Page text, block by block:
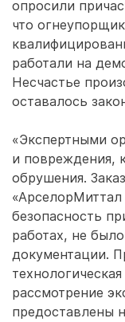
опросили
что
работали на
Несчастье
оставалось
«Экспертными
и повреждения,
обрушения.
безопасность
работах, не
документации.
рассмотрение
предоставлены